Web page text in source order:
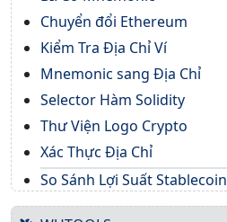
Chuyển đổi Ethereum
Kiểm Tra Địa Chỉ Ví
Mnemonic sang Địa Chỉ
Selector Hàm Solidity
Thư Viện Logo Crypto
Xác Thực Địa Chỉ
So Sánh Lợi Suất Stablecoin